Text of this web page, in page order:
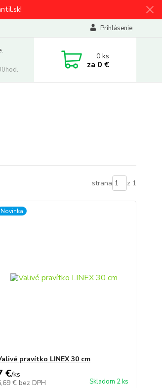
Prihlásenie
0ks
za 0 €
strana z 1
Novinka
pravítko LINEX 30 cm
€/ks
€ bez DPH Skladom 2 ks